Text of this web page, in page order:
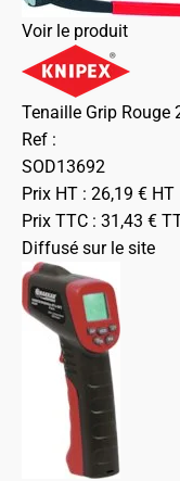
Voir le produit
Tenaille Grip
Ref :
SOD13692
Prix HT : 26,19 € HT
Prix TTC : 31,43 €
Diffusé sur le site